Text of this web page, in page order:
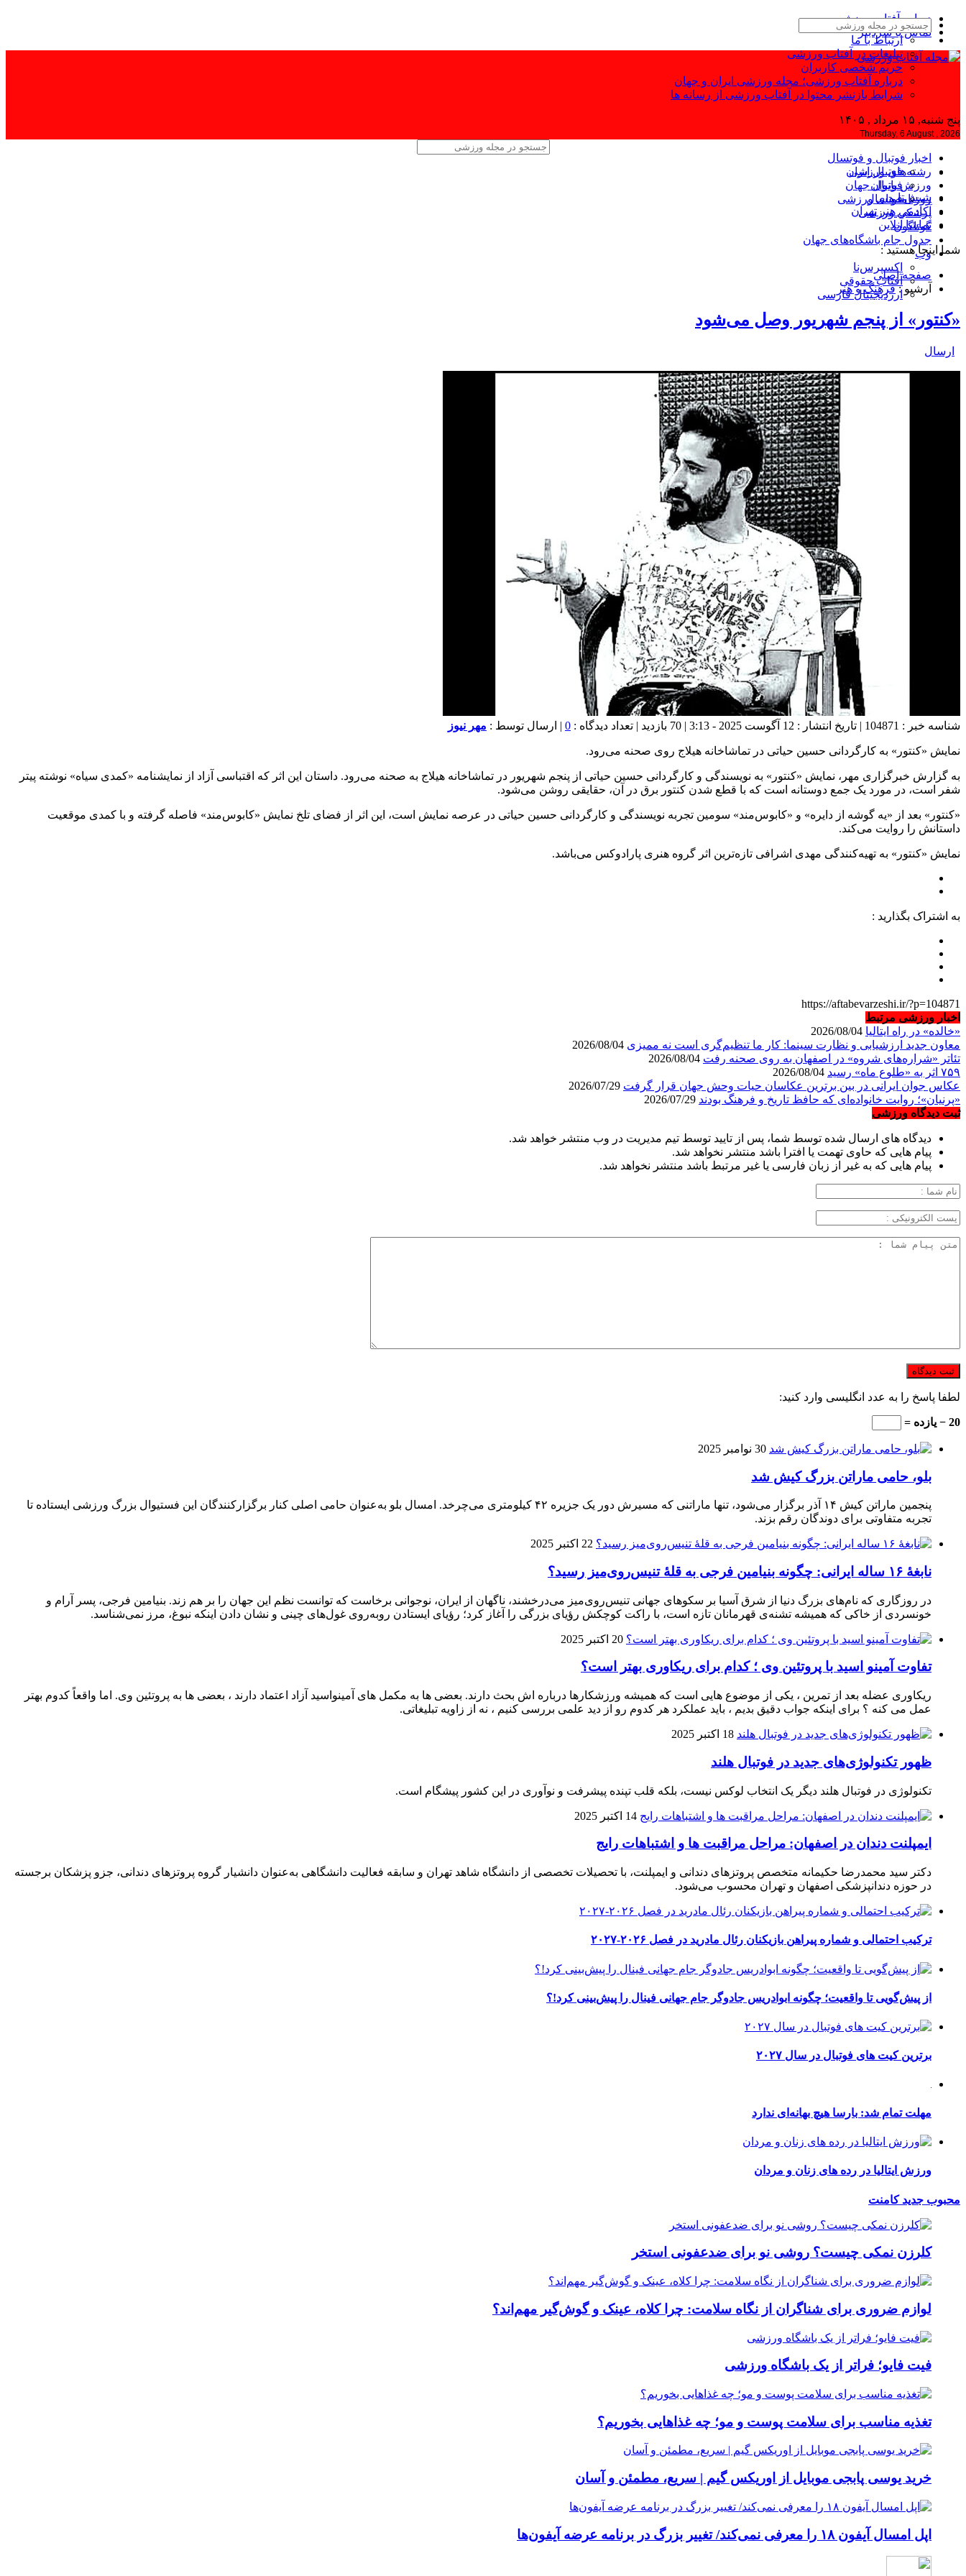
درباره آفتاب ورزشی
تماس با سردبیر
ارتباط با ما
تبلیغات در آفتاب ورزشی
حریم شخصی کاربران
درباره آفتاب ورزشی؛ مجله ورزشی ایران و جهان
شرایط بازنشر محتوا در آفتاب ورزشی از رسانه ها
پنج شنبه, ۱۵ مرداد , ۱۴۰۵
Thursday, 6 August , 2026
اخبار فوتبال و فوتسال
فوتبال ایران
فوتبال جهان
فوتسال
رشته‌های ورزشی
ورزش بانوان
روزنامه‌های ورزشی
پزشکی ورزشی
گوناگون
جدول جام باشگاه‌های جهان
وب
اکسپرس‌نا
آفتاب حقوقی
ارزدیجیتال فارسی
شیش‌تا
آکادمی هنر تهران
تماشا آنلاین
شما اینجا هستید :
صفحه اصلی
آرشیو :فرهنگ و هنر
«کنتور» از پنجم شهریور وصل می‌شود
ارسال
شناسه خبر : 104871 | تاریخ انتشار : 12 آگوست 2025 - 3:13 | 70 بازدید | تعداد دیدگاه : 0 | ارسال توسط : مهر نیوز
نمایش «کنتور» به کارگردانی حسین حیاتی در تماشاخانه هیلاج روی صحنه می‌رود.
به گزارش خبرگزاری مهر، نمایش «کنتور» به نویسندگی و کارگردانی حسین حیاتی از پنجم شهریور در تماشاخانه هیلاج به صحنه می‌رود. داستان این اثر که اقتباسی آزاد از نمایشنامه «کمدی سیاه» نوشته پیتر
شفر است، در مورد یک جمع دوستانه است که با قطع شدن کنتور برق در آن، حقایقی روشن می‌شود.
«کنتور» بعد از «یه گوشه از دایره» و «کابوس‌مند» سومین تجربه نویسندگی و کارگردانی حسین حیاتی در عرصه نمایش است، این اثر از فضای تلخ نمایش «کابوس‌مند» فاصله گرفته و با کمدی موقعیت
داستانش را روایت می‌کند.
نمایش «کنتور» به تهیه‌کنندگی مهدی اشرافی تازه‌ترین اثر گروه هنری پارادوکس می‌باشد.
به اشتراک بگذارید :
https://aftabevarzeshi.ir/?p=104871
اخبار ورزشی مرتبط
«خالده» در راه ایتالیا
معاون جدید ارزشیابی و نظارت سینما: کار ما تنظیم‌گری است نه ممیزی
تئاتر «شراره‌های شروه» در اصفهان به روی صحنه رفت
۷۵۹ اثر به «طلوع ماه» رسید
عکاس جوان ایرانی در بین برترین عکاسان حیات وحش جهان قرار گرفت
«پرنیان»؛ روایت خانواده‌ای که حافظ تاریخ و فرهنگ بودند
ثبت دیدگاه ورزشی
دیدگاه های ارسال شده توسط شما، پس از تایید توسط تیم مدیریت در وب منتشر خواهد شد.
پیام هایی که حاوی تهمت یا افترا باشد منتشر نخواهد شد.
پیام هایی که به غیر از زبان فارسی یا غیر مرتبط باشد منتشر نخواهد شد.
لطفا پاسخ را به عدد انگلیسی وارد کنید:
20 − یازده =
30 نوامبر 2025
بلو، حامی ماراتن بزرگ کیش شد
پنجمین ماراتن کیش ۱۴ آذر برگزار می‌شود، تنها ماراتنی که مسیرش دور یک جزیره ۴۲ کیلومتری می‌چرخد. امسال بلو به‌عنوان حامی اصلی کنار برگزارکنندگان این فستیوال بزرگ ورزشی ایستاده تا
تجربه متفاوتی برای دوندگان رقم بزند.
22 اکتبر 2025
نابغهٔ ۱۶ ساله ایرانی: چگونه بنیامین فرجی به قلهٔ تنیس‌روی‌میز رسید؟
در روزگاری که نام‌های بزرگ دنیا از شرق آسیا بر سکوهای جهانی تنیس‌روی‌میز می‌درخشند، ناگهان از ایران، نوجوانی برخاست که توانست نظم این جهان را بر هم زند. بنیامین فرجی، پسر آرام و
خونسردی از خاکی که همیشه تشنه‌ی قهرمانان تازه است، با راکت کوچکش رؤیای بزرگی را آغاز کرد؛ رؤیای ایستادن روبه‌روی غول‌های چینی و نشان دادن اینکه نبوغ، مرز نمی‌شناسد.
20 اکتبر 2025
تفاوت آمینو اسید با پروتئین وی ؛ کدام برای ریکاوری بهتر است؟
ریکاوری عضله بعد از تمرین ، یکی از موضوع‌ هایی‌ است که همیشه ورزشکارها درباره‌ اش بحث دارند. بعضی‌ ها به مکمل‌ های آمینواسید آزاد اعتماد دارند ، بعضی‌ ها به پروتئین وی. اما واقعاً کدوم بهتر
عمل می‌ کنه ؟ برای اینکه جواب دقیق بدیم ، باید عملکرد هر کدوم رو از دید علمی بررسی کنیم ، نه از زاویه تبلیغاتی.
18 اکتبر 2025
ظهور تکنولوژی‌های جدید در فوتبال هلند
تکنولوژی در فوتبال هلند دیگر یک انتخاب لوکس نیست، بلکه قلب تپنده پیشرفت و نوآوری در این کشور پیشگام است.
14 اکتبر 2025
ایمپلنت دندان در اصفهان: مراحل مراقبت ها و اشتباهات رایج
دکتر سید محمدرضا حکیمانه متخصص پروتزهای دندانی و ایمپلنت، با تحصیلات تخصصی از دانشگاه شاهد تهران و سابقه فعالیت دانشگاهی به‌عنوان دانشیار گروه پروتزهای دندانی، جزو پزشکان برجسته
در حوزه دندانپزشکی اصفهان و تهران محسوب می‌شود.
ترکیب احتمالی و شماره پیراهن بازیکنان رئال مادرید در فصل ۲۰۲۶-۲۰۲۷
از پیش‌گویی تا واقعیت؛ چگونه ابوادریس جادوگر جام جهانی فینال را پیش‌بینی کرد!؟
برترین کیت های فوتبال در سال ۲۰۲۷
مهلت تمام شد: بارسا هیچ بهانه‌‌ای ندارد
ورزش ایتالیا در رده های زنان و مردان
محبوب جدیدکامنت
کلرزن نمکی چیست؟ روشی نو برای ضدعفونی استخر
لوازم ضروری برای شناگران از نگاه سلامت: چرا کلاه، عینک و گوش‌گیر مهم‌اند؟
فیت ‌فایو؛ فراتر از یک باشگاه ورزشی
تغذیه مناسب برای سلامت پوست و مو؛ چه غذاهایی بخوریم؟
خرید یوسی پابجی موبایل از اوریکس گیم | سریع، مطمئن و آسان
اپل امسال آیفون ۱۸ را معرفی نمی‌کند/ تغییر بزرگ در برنامه عرضه آیفون‌ها